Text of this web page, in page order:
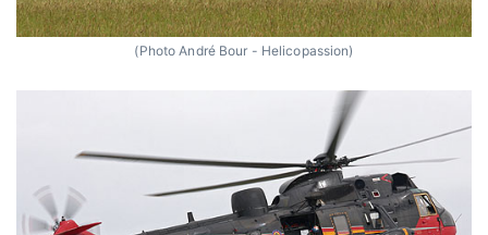
(Photo André Bour - Helicopassion)